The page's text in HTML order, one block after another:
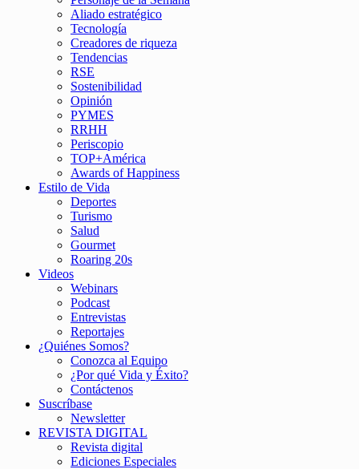
Aliado estratégico
Tecnología
Creadores de riqueza
Tendencias
RSE
Sostenibilidad
Opinión
PYMES
RRHH
Periscopio
TOP+América
Awards of Happiness
Estilo de Vida
Deportes
Turismo
Salud
Gourmet
Roaring 20s
Videos
Webinars
Podcast
Entrevistas
Reportajes
¿Quiénes Somos?
Conozca al Equipo
¿Por qué Vida y Éxito?
Contáctenos
Suscríbase
Newsletter
REVISTA DIGITAL
Revista digital
Ediciones Especiales